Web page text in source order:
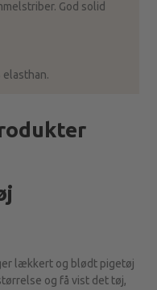
God solid
elasthan.
lækkert og blødt pigetøj
og få vist det tøj,